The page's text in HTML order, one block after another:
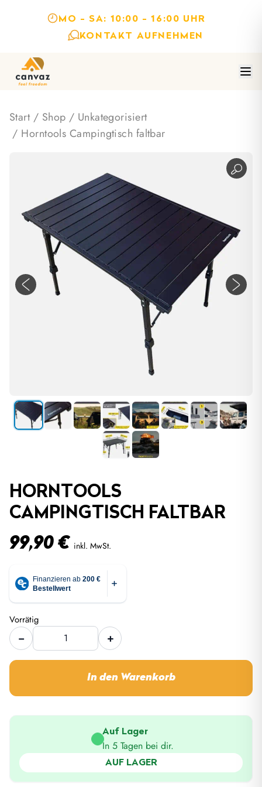
MO - SA: 10:00 - 16:00 UHR
KONTAKT AUFNEHMEN
Start/ Shop / Unkategorisiert
/ Horntools Campingtisch faltbar
HORNTOOLS
CAMPINGTISCH FALTBAR
99,90 € inkl. MwSt.
Vorrätig
−
Horntools
Campingtisch
faltbar
Horntools
Campingtisch
faltbar
+
In den Warenkorb
Auf Lager
In 5 Tagen bei dir.
AUF LAGER